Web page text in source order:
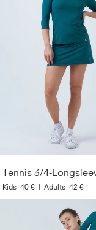
Kids 40 € | Adults 42 €